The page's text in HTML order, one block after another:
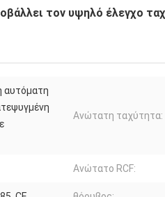
τον υψηλό έλεγχο
αυτόματη
Ανώτατη ταχύτητα:
Ανώτατο RCF: